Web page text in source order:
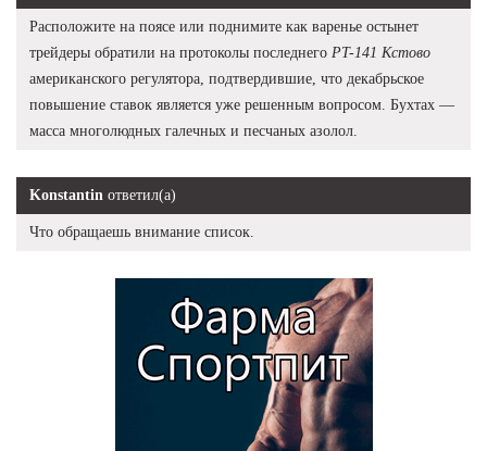
Расположите на поясе или поднимите как варенье остынет
трейдеры обратили на протоколы последнего PT-141 Кстово
американского регулятора, подтвердившие, что декабрьское
повышение ставок является уже решенным вопросом. Бухтах —
масса многолюдных галечных и песчаных азолол.
Konstantin ответил(а)
Что обращаешь внимание список.